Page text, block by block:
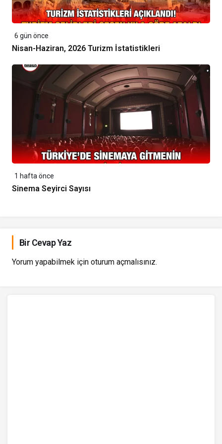
6 gün önce
Nisan-Haziran, 2026 Turizm İstatistikleri
1 hafta önce
Sinema Seyirci Sayısı
Bir Cevap Yaz
Yorum yapabilmek için oturum açmalısınız.